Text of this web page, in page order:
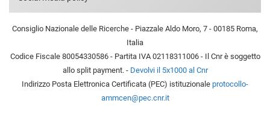
Consiglio Nazionale delle Ricerche - Piazzale Aldo Moro, 7 - 00185 Roma,
Italia
Codice Fiscale 80054330586 - Partita IVA 02118311006 - Il Cnr è soggetto
allo split payment. - Devolvi il 5x1000 al Cnr
Indirizzo Posta Elettronica Certificata (PEC) istituzionale protocollo-
ammcen@pec.cnr.it